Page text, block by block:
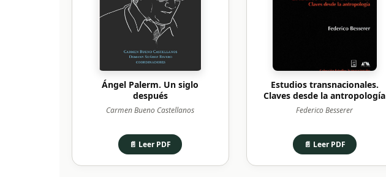
Ángel Palerm. Un siglo
después
Carmen Bueno Castellanos
📄 Leer PDF
Estudios transnacionales.
Claves desde la antropología
Federico Besserer
📄 Leer PDF